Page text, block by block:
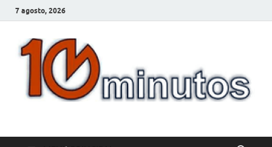
7 agosto, 2026
10minutos.com.uy